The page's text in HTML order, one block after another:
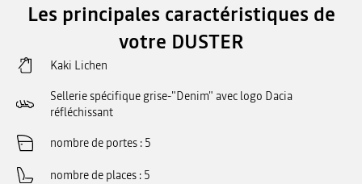
Les principales caractéristiques de
votre DUSTER
Kaki Lichen
Sellerie spécifique grise-"Denim" avec logo Dacia
réfléchissant
nombre de portes 5
nombre de places 5